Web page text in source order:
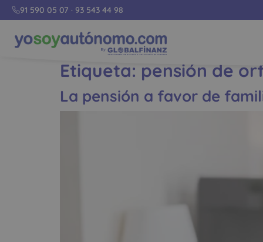
91 590 05 07 · 93 543 44 98
Etiqueta: pensión de
La pensión a favor de